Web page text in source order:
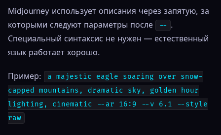
Midjourney использует описания через запятую, за
которыми следуют параметры после
-- .
Специальный синтаксис не нужен — естественный
язык работает хорошо.
Пример:
a majestic eagle soaring over snow-
capped mountains, dramatic sky, golden hour
lighting, cinematic --ar 16:9 --v 6.1 --style
raw